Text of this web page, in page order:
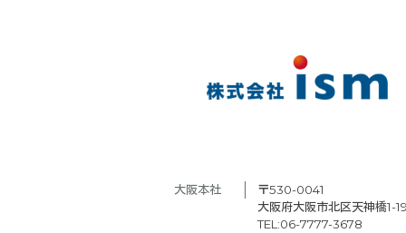
大阪本社
〒530-0041
大阪府大阪市北区天神橋1-
TEL:06-7777-3678